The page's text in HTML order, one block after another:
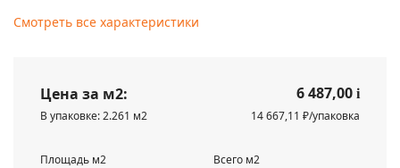
Смотреть все характеристики
Цена за м2: 6 487,00 i
В упаковке: 2.261 м2
14 667,11 ₽/упаковка
Площадь м2 Всего м2